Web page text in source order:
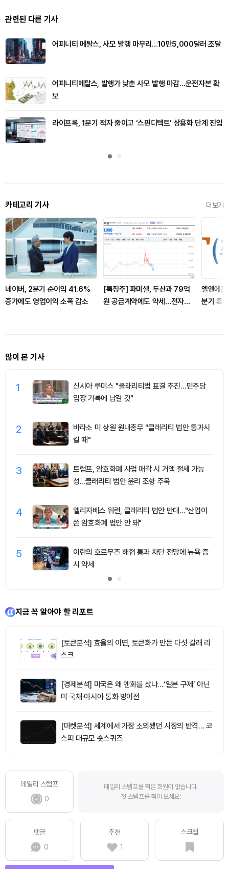
관련된 다른 기사
어피니티 메탈스, 사모 발행 마무리…10만5,000달러 조달
어피니티메탈스, 발행가 낮춘 사모 발행 마감…운전자본 확
보
라이프록, 1분기 적자 줄이고 ‘스핀디텍트’ 상용화 단계 진입
카테고리 기사 더보기
네이버, 2분기 순이익 41.6%
증가에도 영업이익 소폭 감소
[특징주] 파미셀, 두산과 79억
원 공급계약에도 약세…전자재
엘앤에
분기 흑
많이 본 기사
1
신시아 루미스 "클래리티법 표결 추진…민주당
입장 기록에 남길 것"
2
바라소 미 상원 원내총무 "클래리티 법안 통과시
킬 때"
3
트럼프, 암호화폐 사업 매각 시 거액 절세 가능
성...클래리티 법안 윤리 조항 주목
4
엘리자베스 워런, 클래리티 법안 반대…"산업이
쓴 암호화폐 법안 안 돼"
5
이란의 호르무즈 해협 통과 차단 전망에 뉴욕 증
시 약세
지금 꼭 알아야 할 리포트
[토큰분석] 효율의 이면, 토큰화가 만든 다섯 갈래 리
스크
[경제분석] 미국은 왜 엔화를 샀나…‘일본 구제’ 아닌
미 국채·아시아 통화 방어전
[마켓분석] 세계에서 가장 소외됐던 시장의 반격… 코
스피 대규모 숏스퀴즈
데일리 스탬프
0
데일리 스탬프를 찍은 회원이 없습니다.
첫 스탬프를 찍어 보세요!
댓글
0
추천
1
스크랩